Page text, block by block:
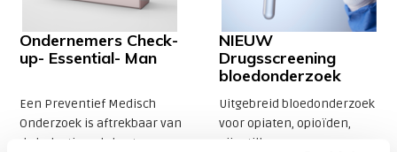
Ondernemers Check-
up- Essential- Man
Een Preventief Medisch
Onderzoek is aftrekbaar van
de belasting als kosten.
NIEUW
Drugsscreening
bloedonderzoek
Uitgebreid bloedonderzoek
voor opiaten, opioïden,
pijnstillers en